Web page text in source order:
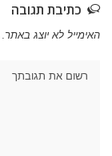
כתיבת תגובה
האימייל לא יוצג באתר.